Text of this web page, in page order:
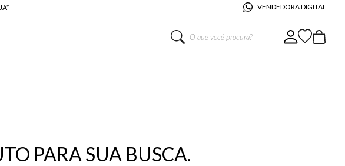
VENDEDORA DIGITAL
O que você procura?
PARA SUA BUSCA.